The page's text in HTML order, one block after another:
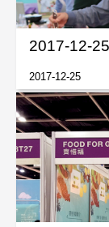
2017-12-
2017-12-25